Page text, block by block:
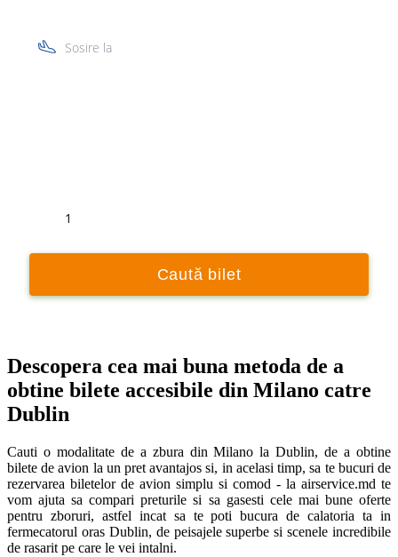
Sosire la
1
Caută bilet
Descopera cea mai buna metoda de a
obtine bilete accesibile din Milano catre
Dublin
Cauti o modalitate de a zbura din Milano la Dublin, de a obtine
bilete de avion la un pret avantajos si, in acelasi timp, sa te bucuri de
rezervarea biletelor de avion simplu si comod - la airservice.md te
vom ajuta sa compari preturile si sa gasesti cele mai bune oferte
pentru zboruri, astfel incat sa te poti bucura de calatoria ta in
fermecatorul oras Dublin, de peisajele superbe si scenele incredibile
de rasarit pe care le vei intalni.